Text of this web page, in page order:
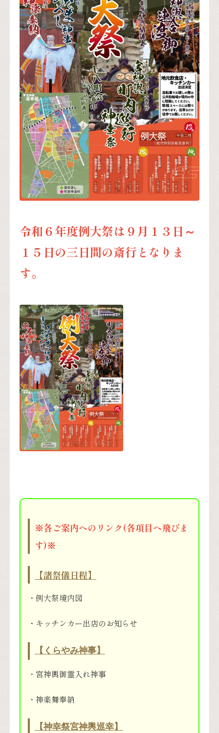
令和６年度例大祭は９月１３日～
１５日の三日間の斎行となりま
す。
※各ご案内へのリンク(各項目へ飛びま
す)※
【諸祭儀日程】
・例大祭境内図
・キッチンカー出店のお知らせ
【くらやみ神事】
・宮神輿御霊入れ神事
・神楽舞奉納
【神幸祭宮神輿巡幸】